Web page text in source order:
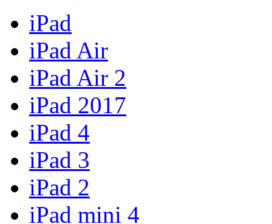
iPad
iPad Air
iPad Air 2
iPad 2017
iPad 4
iPad 3
iPad 2
iPad mini 4